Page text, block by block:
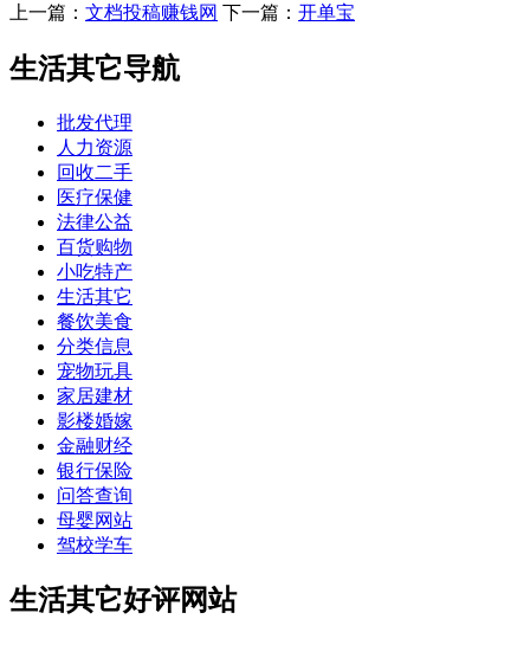
上一篇： 文档投稿赚钱网 下一篇： 开单宝
生活其它导航
批发代理
人力资源
回收二手
医疗保健
法律公益
百货购物
小吃特产
生活其它
餐饮美食
分类信息
宠物玩具
家居建材
影楼婚嫁
金融财经
银行保险
问答查询
母婴网站
驾校学车
生活其它好评网站